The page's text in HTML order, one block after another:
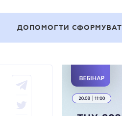
ДОПОМОГТИ